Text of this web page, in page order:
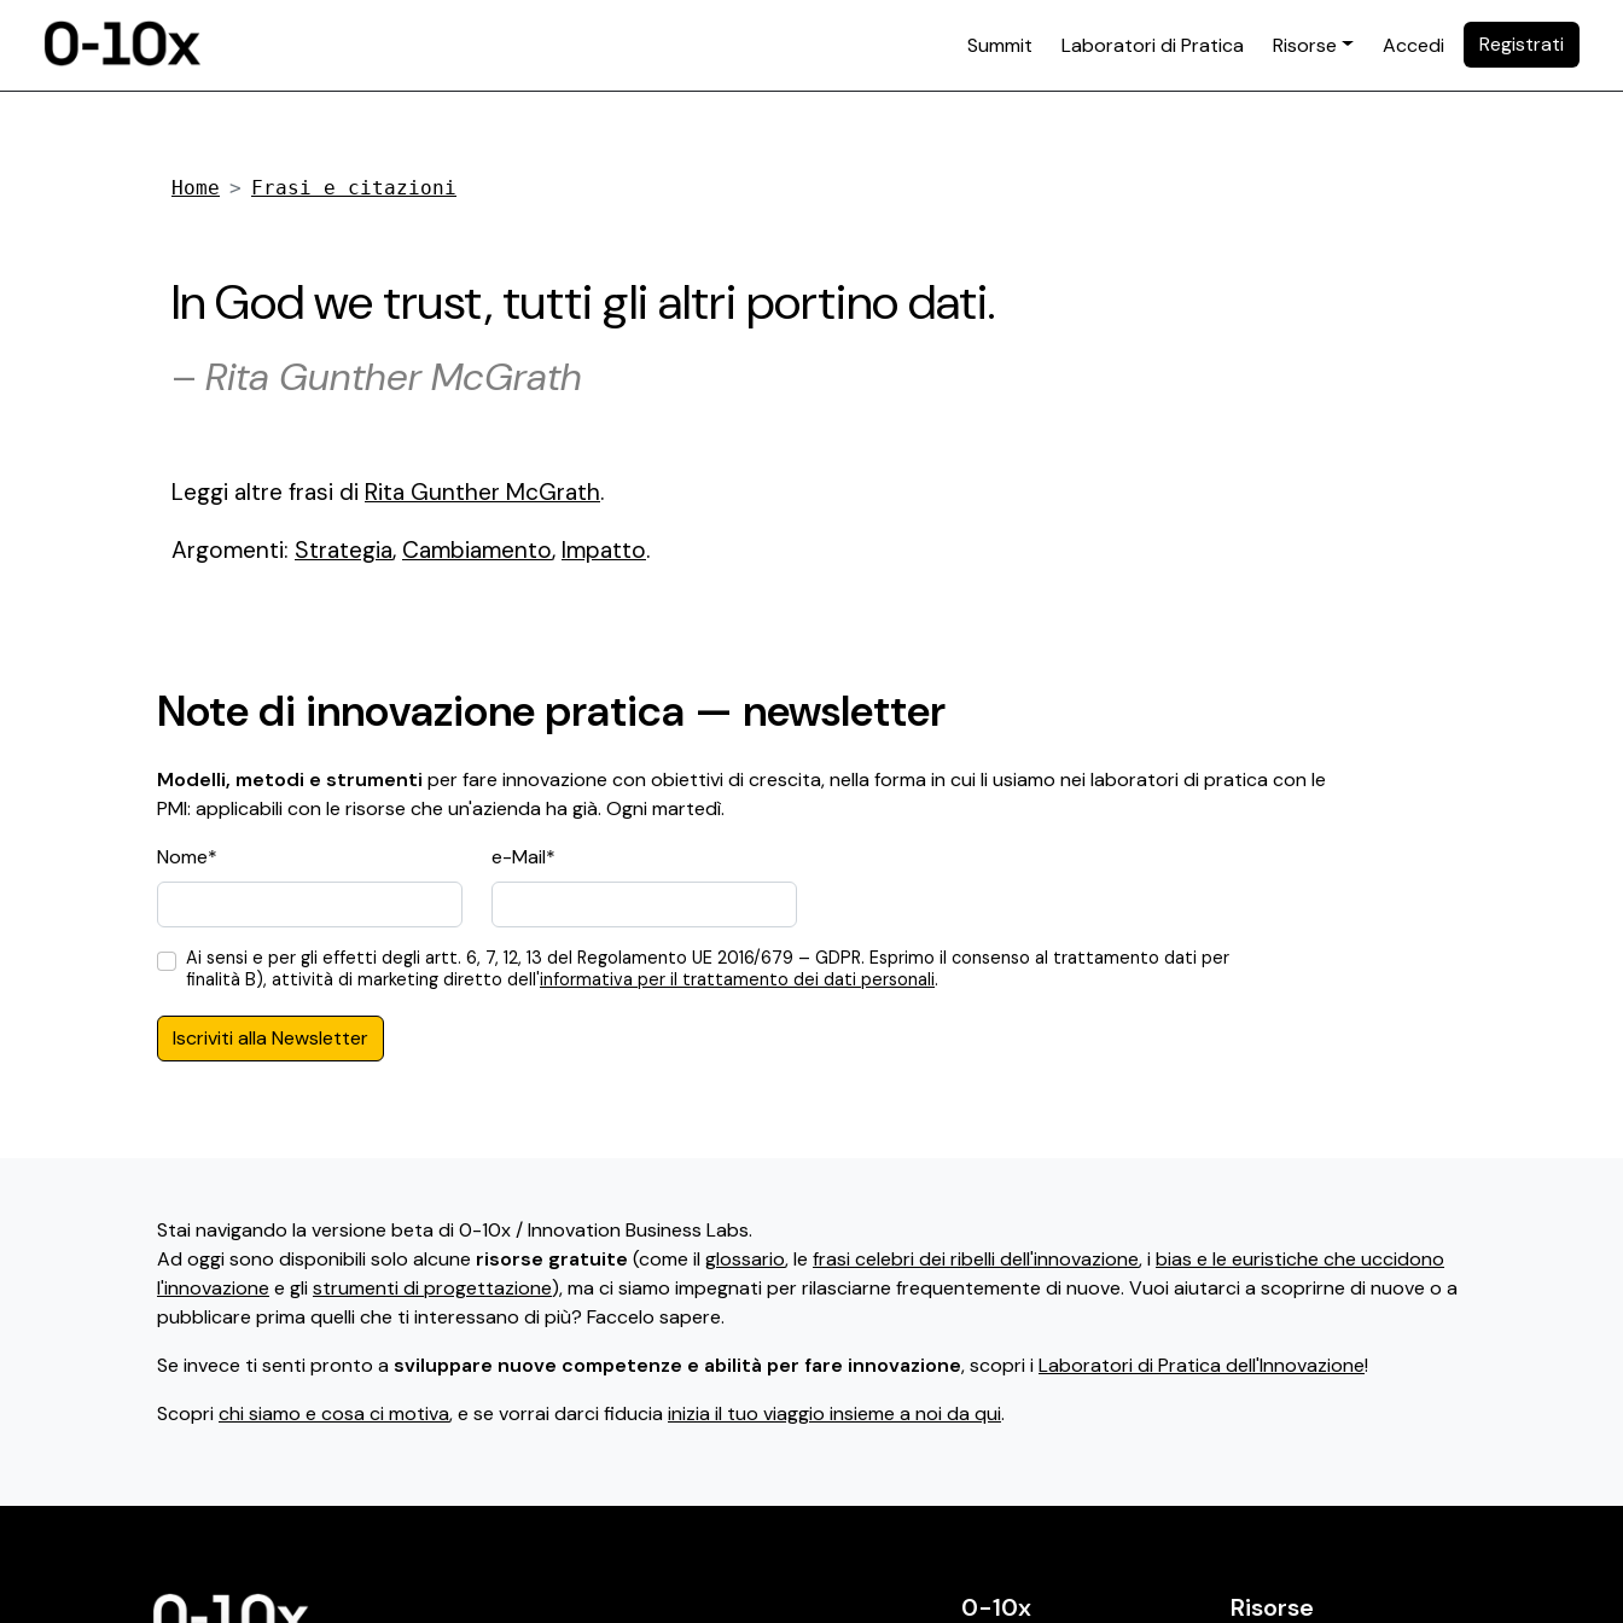
Summit Laboratori di Pratica Risorse Accedi Registrati
Home Frasi e citazioni
In God we trust, tutti gli altri portino dati.
– Rita Gunther McGrath
Leggi altre frasi di Rita Gunther McGrath.
Argomenti: Strategia, Cambiamento, Impatto.
Note di innovazione pratica — newsletter
Modelli, metodi e strumenti per fare innovazione con obiettivi di crescita, nella forma in cui li usiamo nei laboratori di pratica con le
PMI: applicabili con le risorse che un'azienda ha già. Ogni martedì.
Nome*
e-Mail*
Ai sensi e per gli effetti degli artt. 6, 7, 12, 13 del Regolamento UE 2016/679 – GDPR. Esprimo il consenso al trattamento dati per
finalità B), attività di marketing diretto dell'informativa per il trattamento dei dati personali.
Iscriviti alla Newsletter
Stai navigando la versione beta di 0-10x / Innovation Business Labs.
Ad oggi sono disponibili solo alcune risorse gratuite (come ilglossario, le frasi celebri dei ribelli dell'innovazione, ibias e le euristiche che uccidono
l'innovazione e glistrumenti di progettazione), ma ci siamo impegnati per rilasciarne frequentemente di nuove. Vuoi aiutarci a scoprirne di nuove o a
pubblicare prima quelli che ti interessano di più? Faccelo sapere.
Se invece ti senti pronto asviluppare nuove competenze e abilità per fare innovazione, scopri iLaboratori di Pratica dell'Innovazione!
Scoprichi siamo e cosa ci motiva, e se vorrai darci fiduciainizia il tuo viaggio insieme a noi da qui.
0-10x Risorse